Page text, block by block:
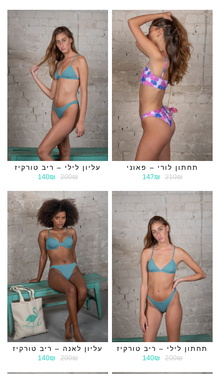
תחתון לורי – פאוני
210₪
147₪
עליון לילי – ריב טורקיז
200₪
140₪
תחתון לילי – ריב טורקיז
200₪
140₪
עליון לאנה – ריב טורקיז
200₪
140₪